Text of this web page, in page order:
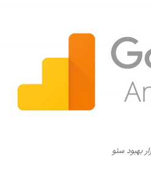
بهبود سئو